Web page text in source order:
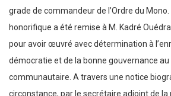
grade de commandeur de l’Ordre du
honorifique a été remise à M. Kadré
pour avoir œuvré avec détermination à
démocratie et de la bonne gouvernance au
communautaire. A travers une notice
circonstance, par le secrétaire adjoint de la